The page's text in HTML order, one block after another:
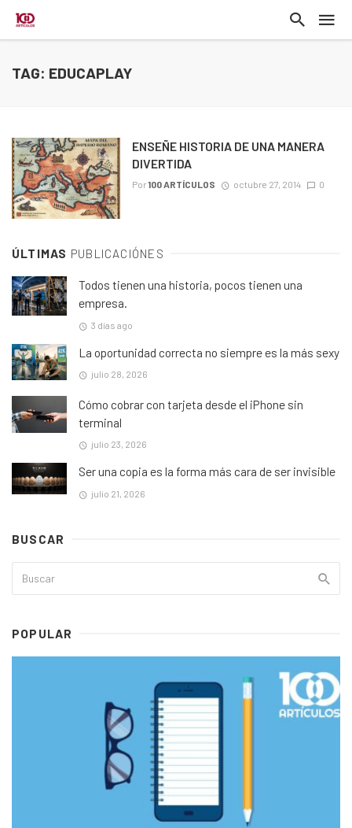
TAG: EDUCAPLAY
ENSEÑE HISTORIA DE UNA MANERA
DIVERTIDA
Por100 ARTÍCULOS octubre 27, 2014 0
ÚLTIMAS PUBLICACIÓNES
Todos tienen una historia, pocos tienen una
empresa.
3 días ago
La oportunidad correcta no siempre es la más sexy
julio 28, 2026
Cómo cobrar con tarjeta desde el iPhone sin
terminal
julio 23, 2026
Ser una copia es la forma más cara de ser invisible
julio 21, 2026
BUSCAR
POPULAR